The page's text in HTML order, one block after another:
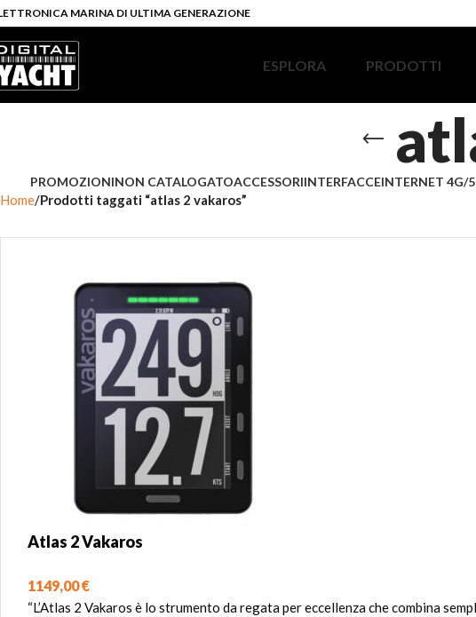
MARINA DI ULTIMA GENERAZIONE
ESPLORA PRODOTTI
PROMOZIONINON CATALOGATOACCESSORIINTERFACCEINTERNET 4G/
Home Prodotti taggati “atlas 2 vakaros”
Atlas 2 Vakaros
1149,00€
“L’Atlas 2 Vakaros è lo strumento da regata per eccellenza che combina